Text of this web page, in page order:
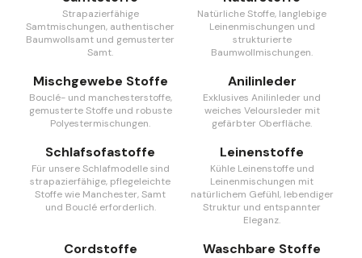
Strapazierfähige
Samtmischungen, authentischer
Baumwollsamt und gemusterter
Samt.
Natürliche Stoffe, langlebige
Leinenmischungen und
strukturierte
Baumwollmischungen.
Mischgewebe Stoffe
Bouclé- und manchesterstoffe,
gemusterte Stoffe und robuste
Polyestermischungen.
Anilinleder
Exklusives Anilinleder und
weiches Veloursleder mit
gefärbter Oberfläche.
Schlafsofastoffe
Für unsere Schlafmodelle sind
strapazierfähige, pflegeleichte
Stoffe wie Manchester, Samt
und Bouclé erforderlich.
Leinenstoffe
Kühle Leinenstoffe und
Leinenmischungen mit
natürlichem Gefühl, lebendiger
Struktur und entspannter
Eleganz.
Cordstoffe Waschbare Stoffe